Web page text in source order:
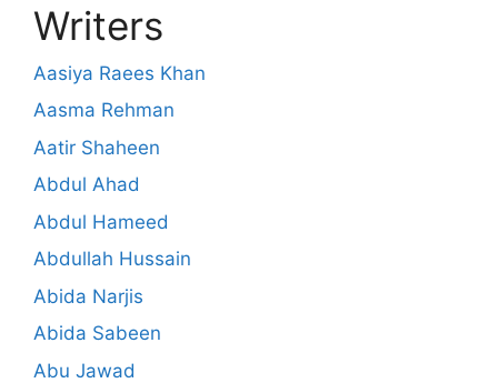
Writers
Aasiya Raees Khan
Aasma Rehman
Aatir Shaheen
Abdul Ahad
Abdul Hameed
Abdullah Hussain
Abida Narjis
Abida Sabeen
Abu Jawad